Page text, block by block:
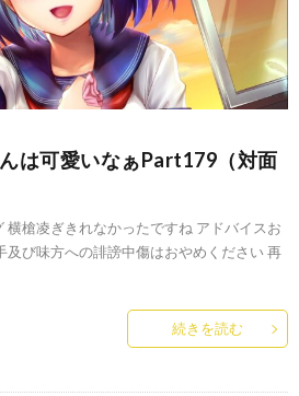
は可愛いなぁPart179（対面
横槍凌ぎきれなかったですね アドバイスお
及び味方への誹謗中傷はおやめください 再
続きを読む